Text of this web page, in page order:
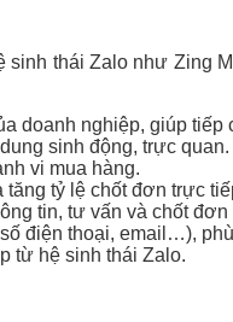
thái Zalo như
doanh nghiệp, giúp tiếp
sinh động, trực quan.
vi mua hàng.
tỷ lệ chốt đơn trực
tin, tư vấn và chốt đơn
điện thoại, email…),
từ hệ sinh thái Zalo.